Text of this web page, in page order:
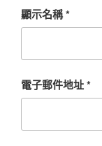
顯示名稱*
電子郵件地址*